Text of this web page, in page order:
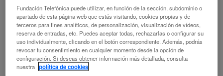
ARTIFICIAL? CLAVES PRÁCTICAS
PARA UNA TRANSICIÓN EDUCATIVA DE
LARGO ALCANCE
MARÍA ESTHER RODRÍGUEZ GIL
Fundación Telefónica puede utilizar, en función de la sección, subdominio o
apartado de esta página web que estás visitando, cookies propias y de
terceros para fines analíticos, de personalización, visualización de vídeos,
reserva de entradas, etc. Puedes aceptar todas, rechazarlas o configurar su
uso individualmente, clicando en el botón correspondiente. Además, podrás
revocar tu consentimiento en cualquier momento desde la opción de
configuración. Si deseas obtener información más detallada, consulta
nuestra política de cookies